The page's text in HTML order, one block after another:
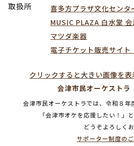
取扱所
喜多方プラザ文化センタ
MUSIC PLAZA 白水堂
マツダ楽器
電子チケット販売サイト
クリックすると大きい画像を
会津市民オーケスト
会津市民オーケストラでは、令和８年
「会津市オケを応援したい！」
どうぞよろしく
サポーター制度の